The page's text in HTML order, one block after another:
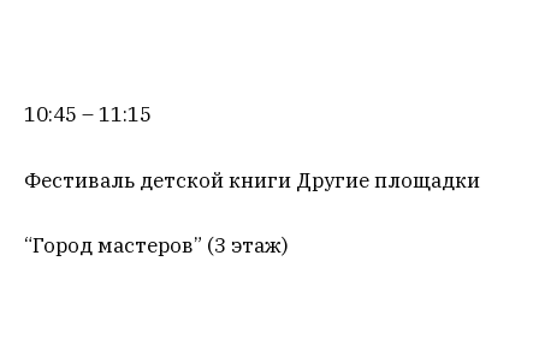
10:45 – 11:15
Фестиваль детской книги Другие площадки
“Город мастеров” (3 этаж)